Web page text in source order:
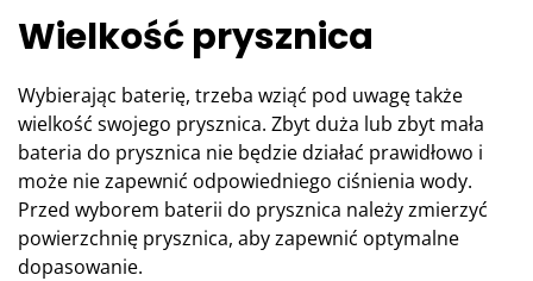
Wielkość prysznica
Wybierając baterię, trzeba wziąć pod uwagę także
wielkość swojego prysznica. Zbyt duża lub zbyt mała
bateria do prysznica nie będzie działać prawidłowo i
może nie zapewnić odpowiedniego ciśnienia wody.
Przed wyborem baterii do prysznica należy zmierzyć
powierzchnię prysznica, aby zapewnić optymalne
dopasowanie.